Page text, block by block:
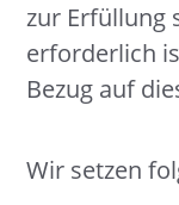
zur Erfüllung
erforderlich
Bezug auf
Wir setzen